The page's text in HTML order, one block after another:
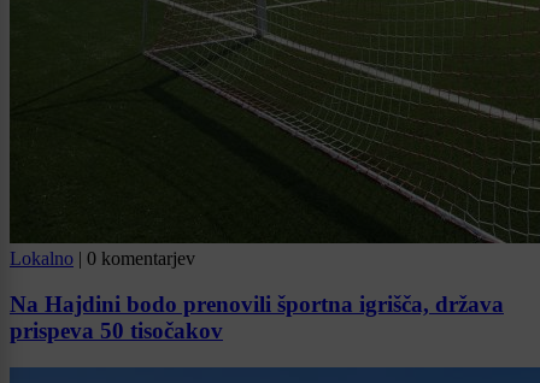
Lokalno | 0 komentarjev
Na Hajdini bodo prenovili športna igrišča, država
prispeva 50 tisočakov